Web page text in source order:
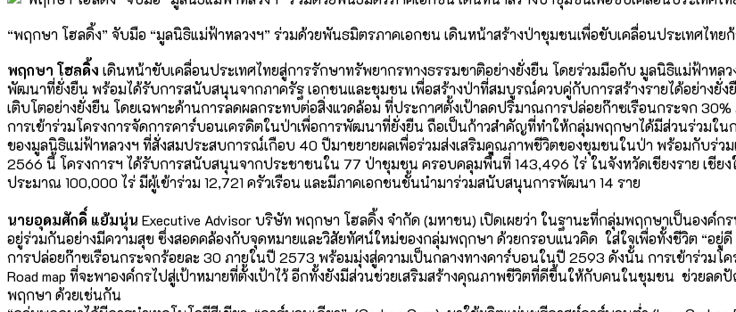
“พฤกษา โฮลดิ้ง” จับมือ “มูลนิธิแม่ฟ้าหลวงฯ” ร่วมด้วยพันธมิตรภาคเอกชน เดินหน้าสร้างป่าชุมชนเพื่อขับเคลื่อนประเทศไทยก้
พฤกษา โฮลดิ้ง เดินหน้าขับเคลื่อนประเทศไทยสู่การรักษาทรัพยากรทางธรรมชาติอย่างยั่งยืน โดยร่วมมือกับ มูลนิธิแม่ฟ้าหล
พัฒนาที่ยั่งยืน พร้อมได้รับการสนับสนุนจากภาครัฐ เอกชนและชุมชน เพื่อสร้างป่าที่สมบูรณ์ควบคู่กับการสร้างรายได้อย่างยั่งยื
เติบโตอย่างยั่งยืน โดยเฉพาะด้านการลดผลกระทบต่อสิ่งแวดล้อม ที่ประกาศตั้งเป้าลดปริมาณการปล่อยก๊าซเรือนกระจก
การเข้าร่วมโครงการจัดการคาร์บอนเครดิตในป่าเพื่อการพัฒนาที่ยั่งยืน ถือเป็นก้าวสำคัญที่ทำให้กลุ่มพฤกษาได้มีส่วนร่วมใน
ของมูลนิธิแม่ฟ้าหลวงฯ ที่สั่งสมประสบการณ์เกือบ 40 ปีมาขยายผลเพื่อร่วมส่งเสริมคุณภาพชีวิตของชุมชนในป่า พร้อมกับร่ว
2566 นี้ โครงการฯ ได้รับการสนับสนุนจากประชาชนใน 77 ป่าชุมชน ครอบคลุมพื้นที่ 143,496 ไร่ ในจังหวัดเชียงราย เชีย
ประมาณ 100,000 ไร่ มีผู้เข้าร่วม 12,721 ครัวเรือน และมีภาคเอกชนชั้นนำมาร่วมสนับสนุนการพัฒนา 14 ราย
นายอุดมศักดิ์ แย้มนุ่น Executive Advisor บริษัท พฤกษา โฮลดิ้ง จํากัด (มหาชน) เปิดเผยว่า ในฐานะที่กลุ่มพฤกษาเป็นองค์กร
อยู่ร่วมกันอย่างมีความสุข ซึ่งสอดคล้องกับจุดหมายและวิสัยทัศน์ใหม่ของกลุ่มพฤกษา ด้วยกรอบแนวคิด ใส่ใจเพื่อทั้งชีวิต “อยู่
การปล่อยก๊าซเรือนกระจกร้อยละ 30 ภายในปี 2573 พร้อมมุ่งสู่ความเป็นกลางทางคาร์บอนในปี 2593 ดังนั้น การเข้าร่วมโค
Road map ที่จะพาองค์กรไปสู่เป้าหมายที่ตั้งเป้าไว้ อีกทั้งยังมีส่วนช่วยเสริมสร้างคุณภาพชีวิตที่ดีขึ้นให้กับคนในชุมชน ช่วยลดปั
พฤกษา ด้วยเช่นกัน